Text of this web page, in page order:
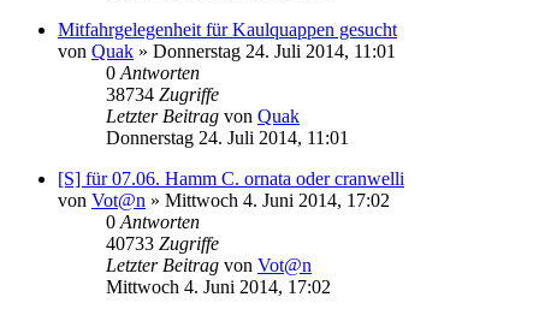
Mitfahrgelegenheit für Kaulquappen gesucht
von Quak » Donnerstag 24. Juli 2014, 11:01
0 Antworten
38734 Zugriffe
Letzter Beitrag von Quak
Donnerstag 24. Juli 2014, 11:01
[S] für 07.06. Hamm C. ornata oder cranwelli
von Vot@n » Mittwoch 4. Juni 2014, 17:02
0 Antworten
40733 Zugriffe
Letzter Beitrag von Vot@n
Mittwoch 4. Juni 2014, 17:02